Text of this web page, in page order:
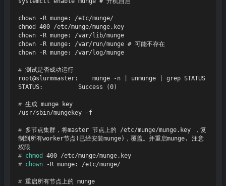
chown -R munge: /etc/munge/
chmod 400 /etc/munge/munge.key
chown -R munge: /var/lib/munge
chown -R munge: /var/run/munge # 可能不存在
# 测试是否成功运行
root@slurmmaster:    munge -n | unmunge | grep STATUS
# 生成 munge key
# 多节点集群，将master 节点上的 /etc/munge/munge.key ，复
制到所有worker节点(已经安装munge)，覆盖。并重启munge. 注意
权限
# chmod
400 /etc/munge/munge.key
# chown -R munge: /etc/munge/
# 重启所有节点上的 munge